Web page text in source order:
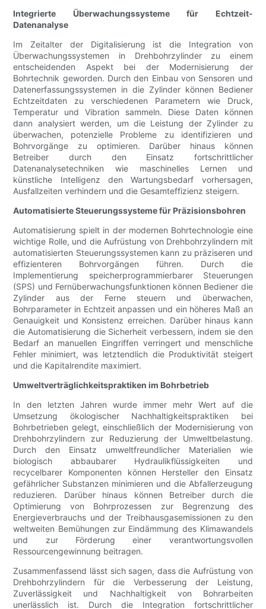
Integrierte Überwachungssysteme für Echtzeit-
Datenanalyse
Im Zeitalter der Digitalisierung ist die Integration von
Überwachungssystemen in Drehbohrzylinder zu einem
entscheidenden Aspekt bei der Modernisierung der
Bohrtechnik geworden. Durch den Einbau von Sensoren und
Datenerfassungssystemen in die Zylinder können Bediener
Echtzeitdaten zu verschiedenen Parametern wie Druck,
Temperatur und Vibration sammeln. Diese Daten können
dann analysiert werden, um die Leistung der Zylinder zu
überwachen, potenzielle Probleme zu identifizieren und
Bohrvorgänge zu optimieren. Darüber hinaus können
Betreiber durch den Einsatz fortschrittlicher
Datenanalysetechniken wie maschinelles Lernen und
künstliche Intelligenz den Wartungsbedarf vorhersagen,
Ausfallzeiten verhindern und die Gesamteffizienz steigern.
Automatisierte Steuerungssysteme für Präzisionsbohren
Automatisierung spielt in der modernen Bohrtechnologie eine
wichtige Rolle, und die Aufrüstung von Drehbohrzylindern mit
automatisierten Steuerungssystemen kann zu präziseren und
effizienteren Bohrvorgängen führen. Durch die
Implementierung speicherprogrammierbarer Steuerungen
(SPS) und Fernüberwachungsfunktionen können Bediener die
Zylinder aus der Ferne steuern und überwachen,
Bohrparameter in Echtzeit anpassen und ein höheres Maß an
Genauigkeit und Konsistenz erreichen. Darüber hinaus kann
die Automatisierung die Sicherheit verbessern, indem sie den
Bedarf an manuellen Eingriffen verringert und menschliche
Fehler minimiert, was letztendlich die Produktivität steigert
und die Kapitalrendite maximiert.
Umweltverträglichkeitspraktiken im Bohrbetrieb
In den letzten Jahren wurde immer mehr Wert auf die
Umsetzung ökologischer Nachhaltigkeitspraktiken bei
Bohrbetrieben gelegt, einschließlich der Modernisierung von
Drehbohrzylindern zur Reduzierung der Umweltbelastung.
Durch den Einsatz umweltfreundlicher Materialien wie
biologisch abbaubarer Hydraulikflüssigkeiten und
recycelbarer Komponenten können Hersteller den Einsatz
gefährlicher Substanzen minimieren und die Abfallerzeugung
reduzieren. Darüber hinaus können Betreiber durch die
Optimierung von Bohrprozessen zur Begrenzung des
Energieverbrauchs und der Treibhausgasemissionen zu den
weltweiten Bemühungen zur Eindämmung des Klimawandels
und zur Förderung einer verantwortungsvollen
Ressourcengewinnung beitragen.
Zusammenfassend lässt sich sagen, dass die Aufrüstung von
Drehbohrzylindern für die Verbesserung der Leistung,
Zuverlässigkeit und Nachhaltigkeit von Bohrarbeiten
unerlässlich ist. Durch die Integration fortschrittlicher